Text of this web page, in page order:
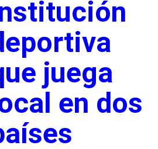
juega
en dos